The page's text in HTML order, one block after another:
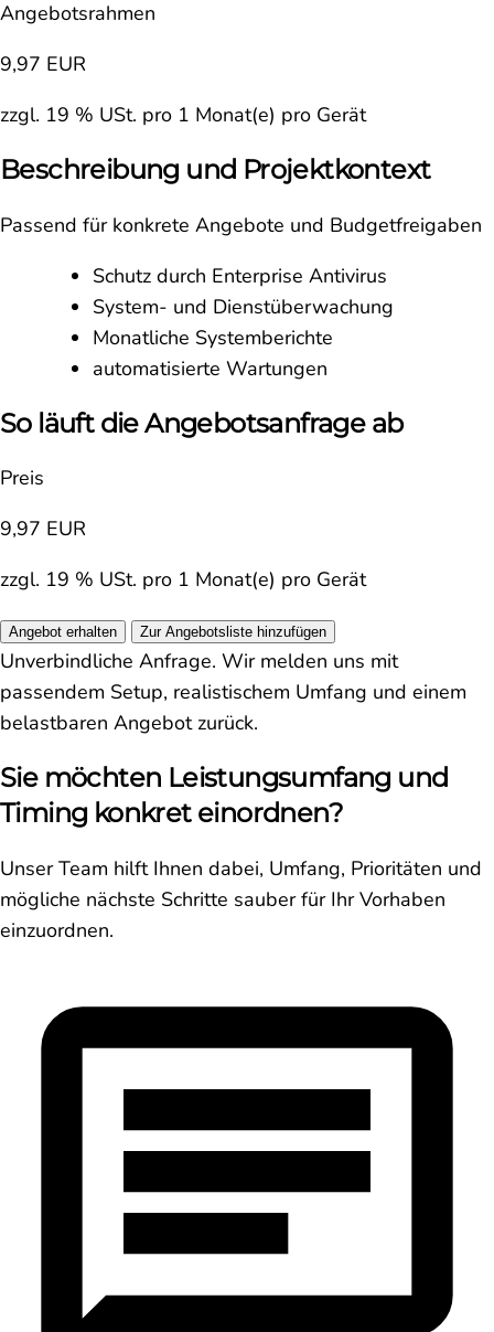
Angebotsrahmen
9,97 EUR
zzgl. 19 % USt. pro 1 Monat(e) pro Gerät
Beschreibung und Projektkontext
Passend für konkrete Angebote und Budgetfreigaben
Schutz durch Enterprise Antivirus
System- und Dienstüberwachung
Monatliche Systemberichte
automatisierte Wartungen
So läuft die Angebotsanfrage ab
Preis
9,97 EUR
zzgl. 19 % USt. pro 1 Monat(e) pro Gerät
Angebot erhalten Zur Angebotsliste hinzufügen
Unverbindliche Anfrage. Wir melden uns mit
passendem Setup, realistischem Umfang und einem
belastbaren Angebot zurück.
Sie möchten Leistungsumfang und
Timing konkret einordnen?
Unser Team hilft Ihnen dabei, Umfang, Prioritäten und
mögliche nächste Schritte sauber für Ihr Vorhaben
einzuordnen.